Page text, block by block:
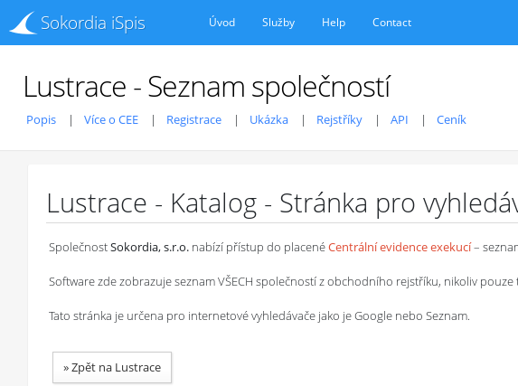
Sokordia iSpis Úvod Služby Help Contact
Lustrace - Seznam společností
Popis Více o CEE Registrace Ukázka Rejstříky API Ceník
Lustrace - Katalog - Stránka pro
SpolečnostSokordia, s.r.o. nabízí přístup do placenéCentrální evidence exekucí–
Software zde zobrazuje seznam VŠECH společností z obchodního rejstříku, nikoliv
Tato stránka je určena pro internetové vyhledávače jako je Google nebo Seznam.
»Zpět na Lustrace